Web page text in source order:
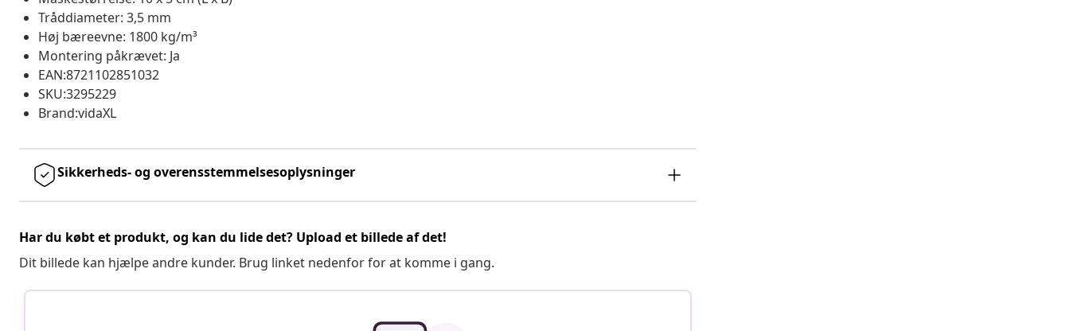
Tråddiameter: 3,5 mm
Høj bæreevne: 1800 kg/m³
Montering påkrævet: Ja
EAN:8721102851032
SKU:3295229
Brand:vidaXL
Sikkerheds- og overensstemmelsesoplysninger
Har du købt et produkt, og kan du lide det? Upload et billede af det!
Dit billede kan hjælpe andre kunder. Brug linket nedenfor for at komme i gang.